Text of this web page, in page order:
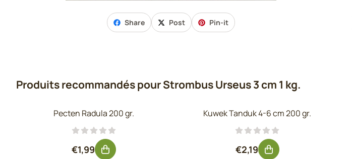
Share Post Pin-it
Produits recommandés pourStrombus Urseus 3 cm 1 kg.
Pecten Radula 200 gr.
Prix: 1,99, hors TVA : 1,64
€1,99
Kuwek Tanduk 4-6 cm 200 gr.
Prix: 2,19, hors TVA : 1,81
€2,19